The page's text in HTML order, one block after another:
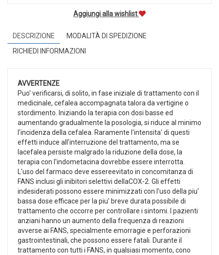
Aggiungi alla wishlist
DESCRIZIONE
MODALITÀ DI SPEDIZIONE
RICHIEDI INFORMAZIONI
AVVERTENZE
Puo' verificarsi, di solito, in fase iniziale di trattamento con il
medicinale, cefalea accompagnata talora da vertigine o
stordimento. Iniziando la terapia con dosi basse ed
aumentando gradualmente la posologia, si riduce al minimo
l'incidenza della cefalea. Raramente l'intensita' di questi
effetti induce all'interruzione del trattamento, ma se
lacefalea persiste malgrado la riduzione della dose, la
terapia con l'indometacina dovrebbe essere interrotta.
L'uso del farmaco deve essereevitato in concomitanza di
FANS inclusi gli inibitori selettivi dellaCOX-2. Gli effetti
indesiderati possono essere minimizzati con l'uso della piu'
bassa dose efficace per la piu' breve durata possibile di
trattamento che occorre per controllare i sintomi. I pazienti
anziani hanno un aumento della frequenza di reazioni
avverse ai FANS, specialmente emorragie e perforazioni
gastrointestinali, che possono essere fatali. Durante il
trattamento con tutti i FANS, in qualsiasi momento, cono